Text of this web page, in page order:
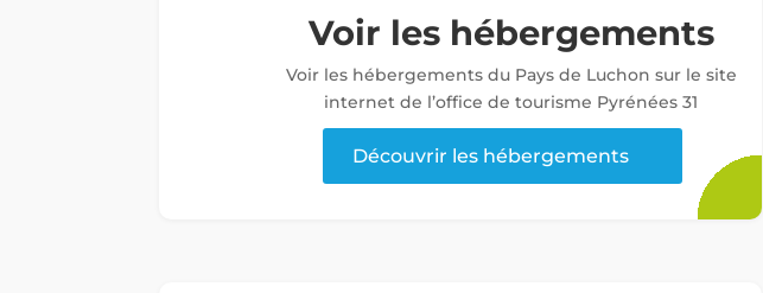
Voir les hébergements
Voir les hébergements du Pays de Luchon sur le site
internet de l’office de tourisme Pyrénées 31
Découvrir les hébergements